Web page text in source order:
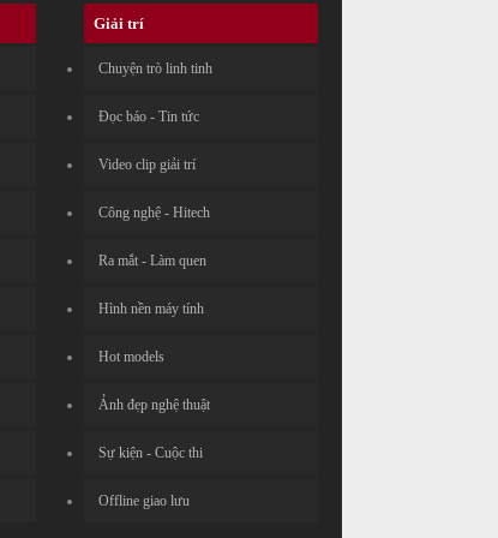
Giải trí
Chuyện trò linh tinh
Đọc báo - Tin tức
Video clip giải trí
Công nghệ - Hitech
Ra mắt - Làm quen
Hình nền máy tính
Hot models
Ảnh đẹp nghệ thuật
Sự kiện - Cuộc thi
Offline giao lưu